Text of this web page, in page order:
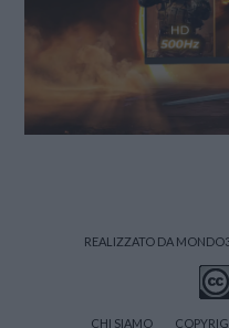
REALIZZATO DA
CHI SIAMO